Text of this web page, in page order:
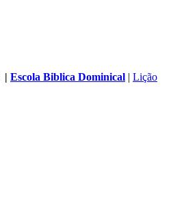
| Escola Biblica Dominical | Lição